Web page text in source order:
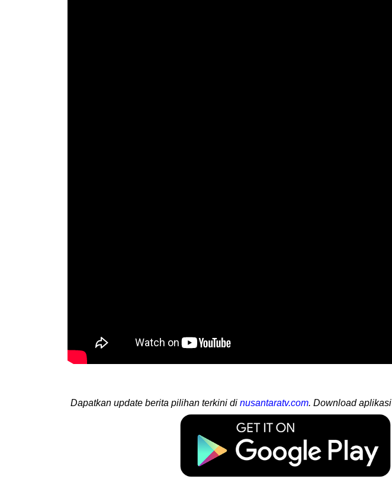
Dapatkan update berita pilihan terkini di nusantaratv.com. Download aplikasi